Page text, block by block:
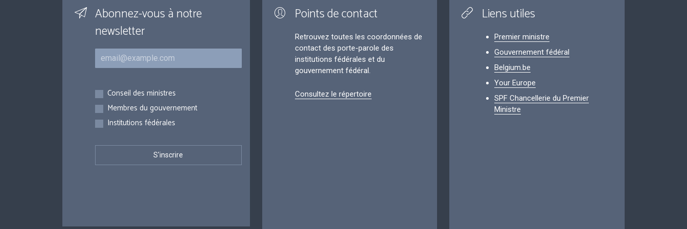
Abonnez-vous à notre
newsletter
Courriel
Inscriptions
Conseil des ministres
Membres du gouvernement
Institutions fédérales
Points de contact
Retrouvez toutes les coordonnées de
contact des porte-parole des
institutions fédérales et du
gouvernement fédéral.
Consultez le répertoire
Liens utiles
Premier ministre
Gouvernement fédéral
Belgium.be
Your Europe
SPF Chancellerie du Premier
Ministre